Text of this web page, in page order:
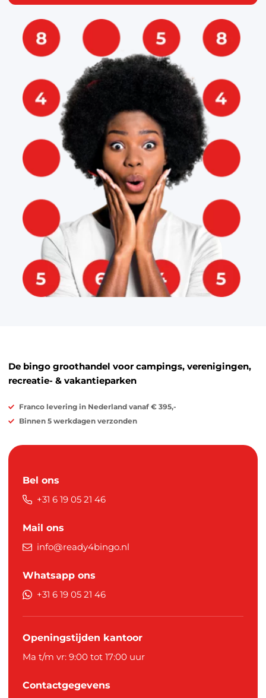
De bingo groothandel voor campings, verenigingen,
recreatie- & vakantieparken
Franco levering in Nederland vanaf € 395,-
Binnen 5 werkdagen verzonden
Bel ons
+31 6 19 05 21 46
Mail ons
info@ready4bingo.nl
Whatsapp ons
+31 6 19 05 21 46
Openingstijden kantoor
Ma t/m vr: 9:00 tot 17:00 uur
Contactgegevens